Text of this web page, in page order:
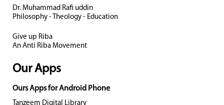
Dr. Muhammad Rafi uddin
Philosophy - Theology - Education
Give up Riba
An Anti Riba Movement
Our Apps
Ours Apps for Android Phone
Tanzeem Digital Library